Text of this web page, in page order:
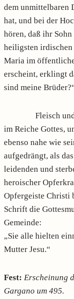
dem unmittelbaren
hat, und bei der
hören, daß ihr
heiligsten
Maria im
erscheint, erklingt
sind meine
Fleisch und
im Reiche Gottes,
ebenso nahe wie
aufgedrängt, als
leidenden und
heroischer
Opfergeiste Christi
Schrift die
Gemeinde:
„Sie alle hielten
Mutter Jesu.“
Fest: Erscheinung
Gargano um 495.